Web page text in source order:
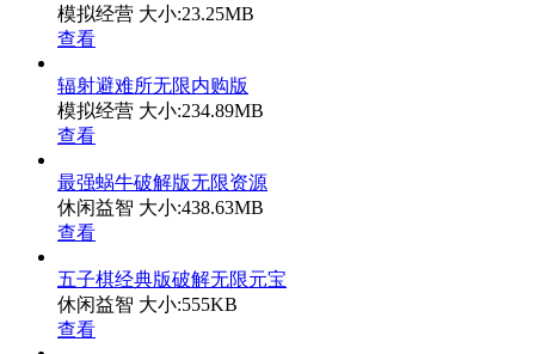
模拟经营 大小:23.25MB
查看
辐射避难所无限内购版
模拟经营 大小:234.89MB
查看
最强蜗牛破解版无限资源
休闲益智 大小:438.63MB
查看
五子棋经典版破解无限元宝
休闲益智 大小:555KB
查看